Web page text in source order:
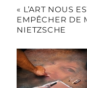
« L’ART NOUS
EMPÊCHER DE
NIETZSCHE